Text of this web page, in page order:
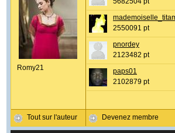
Romy21
Tout sur l'auteur
2550091 pt
pnordey
2123482 pt
paps01
2102879 pt
Devenez membre